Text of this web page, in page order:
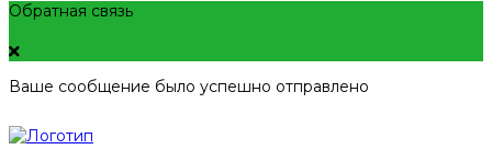
Обратная связь
Ваше сообщение было успешно отправлено